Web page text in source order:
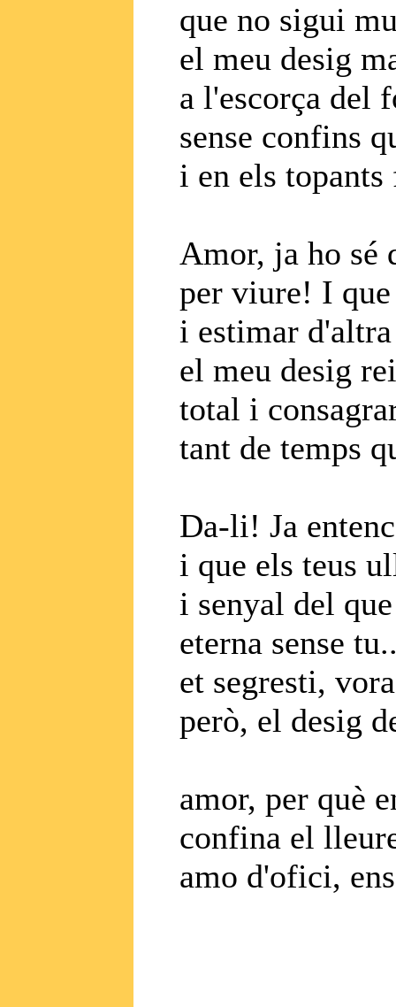
que no sigui
el meu desig
a l'escorça del
sense confins
i en els topants
Amor, ja ho sé
per viure! I
i estimar d'altra
el meu desig
total i
tant de temps
Da-li! Ja
i que els teus
i senyal del
eterna sense
et segresti,
però, el desig
amor, per què
confina el
amo d'ofici,